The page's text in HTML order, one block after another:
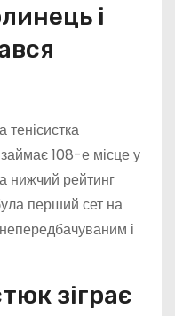
і
108-е місце у
нижчий рейтинг
перший сет на
і
зіграє